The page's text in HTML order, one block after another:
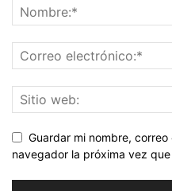
Guardar mi nombre,
navegador la próxima vez